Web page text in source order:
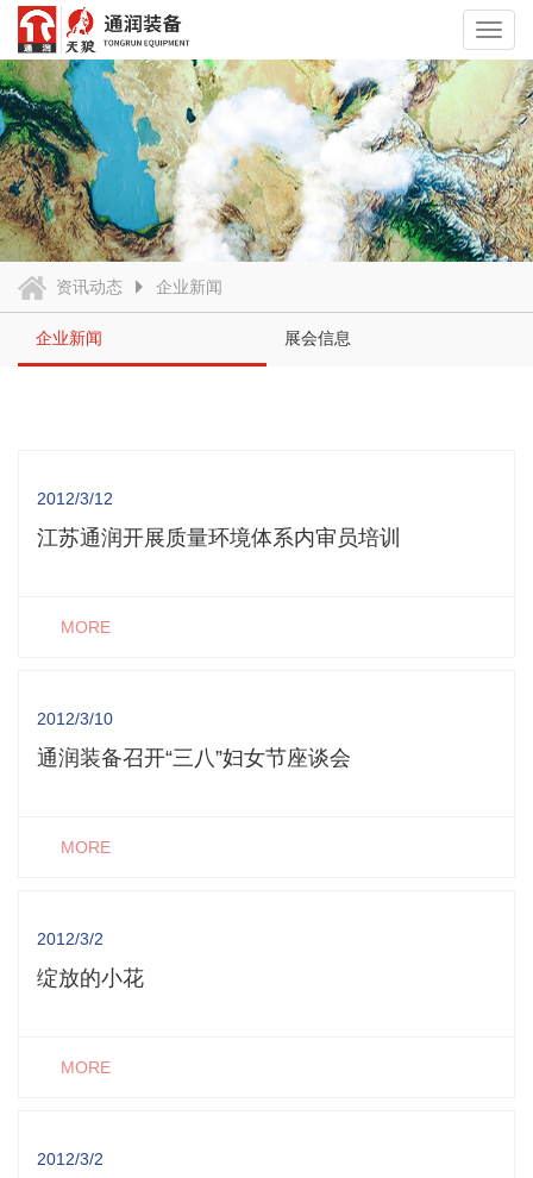
资讯动态 企业新闻
企业新闻 展会信息
2012/3/12
江苏通润开展质量环境体系内审员培训
MORE
2012/3/10
通润装备召开“三八”妇女节座谈会
MORE
2012/3/2
绽放的小花
MORE
2012/3/2